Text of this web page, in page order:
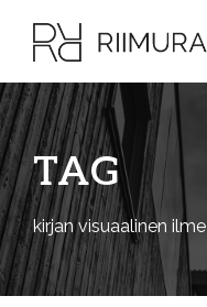
TAG
kirjan visuaalinen ilme